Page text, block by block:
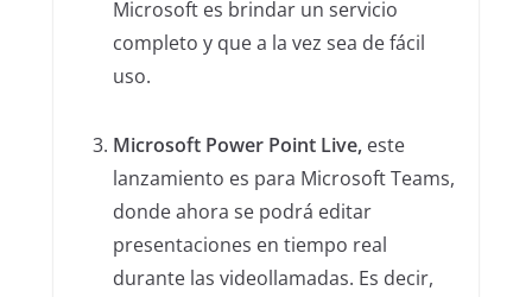
Microsoft es brindar un servicio
completo y que a la vez sea de fácil
uso.
Microsoft Power Point Live, este
lanzamiento es para Microsoft Teams,
donde ahora se podrá editar
presentaciones en tiempo real
durante las videollamadas. Es decir,